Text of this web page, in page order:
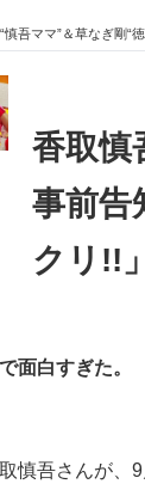
方のヒント
け専門サイト
慎吾ママ”＆草なぎ剛
香取慎
事前
クリ!!
面白すぎた。
慎吾さんが、